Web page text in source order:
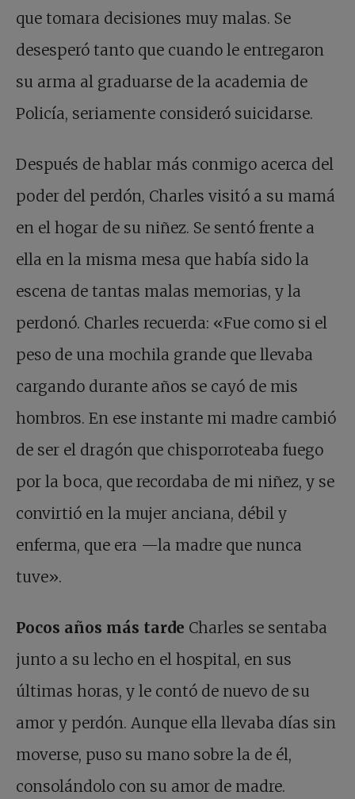
que tomara decisiones muy malas. Se
desesperó tanto que cuando le entregaron
su arma al graduarse de la academia de
Policía, seriamente consideró suicidarse.
Después de hablar más conmigo acerca del
poder del perdón, Charles visitó a su mamá
en el hogar de su niñez. Se sentó frente a
ella en la misma mesa que había sido la
escena de tantas malas memorias, y la
perdonó. Charles recuerda: «Fue como si el
peso de una mochila grande que llevaba
cargando durante años se cayó de mis
hombros. En ese instante mi madre cambió
de ser el dragón que chisporroteaba fuego
por la boca, que recordaba de mi niñez, y se
convirtió en la mujer anciana, débil y
enferma, que era —la madre que nunca
tuve».
Pocos años más tarde Charles se sentaba
junto a su lecho en el hospital, en sus
últimas horas, y le contó de nuevo de su
amor y perdón. Aunque ella llevaba días sin
moverse, puso su mano sobre la de él,
consolándolo con su amor de madre.